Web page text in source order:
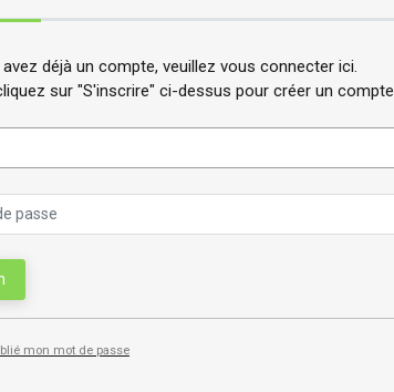
déjà un compte, veuillez vous connecter ici.
sur "S'inscrire" ci-dessus pour créer un compte.
mon mot de passe